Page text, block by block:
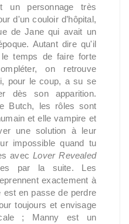
un personnage très
d'un couloir d’hôpital,
de Jane qui avait un
Autant dire qu'il
temps de faire forte
on retrouve
pour le coup, a su se
dès son apparition.
Butch, les rôles sont
et elle vampire et
une solution à leur
impossible quand tu
avecLover Revealed
par la suite. Les
exactement à
est en passe de perdre
toujours et envisage
; Manny est un